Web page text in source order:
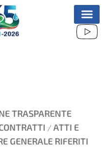
TRASPARENTE
/ ATTI E
GENERALE RIFERITI